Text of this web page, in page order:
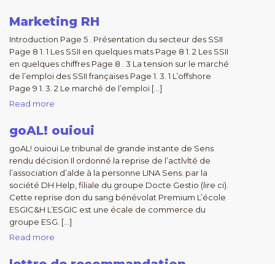
Marketing RH
Introduction Page 5 . Présentation du secteur des SSII
Page 8 1. 1 Les SSII en quelques mats Page 8 1. 2 Les SSII
en quelques chiffres Page 8 . 3 La tension sur le marché
de l’emploi des SSII françaises Page 1. 3. 1 L’offshore
Page 9 1. 3. 2 Le marché de l’emploi […]
Read more
goAL! ouioui
goAL! ouioui Le tribunal de grande instante de Sens
rendu décision Il ordonné la reprise de l’actlvlté de
l’association d’alde à la personne LINA Sens. par la
société DH Help, filiale du groupe Docte Gestio (lire ci).
Cette reprise don du sang bénévolat Premium L’école
ESGIC&H L’ESGIC est une écale de commerce du
groupe ESG. […]
Read more